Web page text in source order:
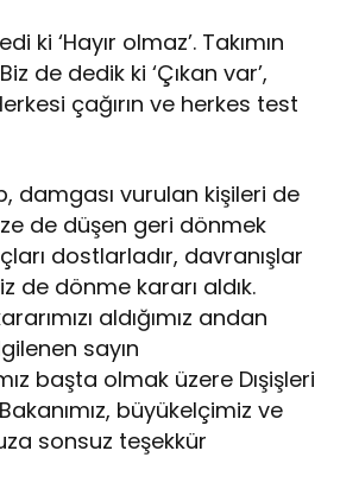
ki ‘Hayır olmaz’. Takımın
de dedik ki ‘Çıkan var’,
çağırın ve herkes test
damgası vurulan kişileri de
de düşen geri dönmek
dostlarladır, davranışlar
de dönme kararı aldık.
aldığımız andan
sayın
başta olmak üzere Dışişleri
büyükelçimiz ve
sonsuz teşekkür